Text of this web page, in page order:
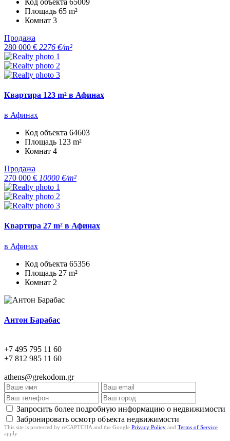
Площадь 65 m²
Комнат 3
Продажа
280 000 € 2276 €/m²
Квартира 123 m² в Афинах
в Афинах
Код объекта 64603
Площадь 123 m²
Комнат 4
Продажа
270 000 € 10000 €/m²
Квартира 27 m² в Афинах
в Афинах
Код объекта 65356
Площадь 27 m²
Комнат 2
Антон Барабас
+7 495 795 11 60
+7 812 985 11 60
athens@grekodom.gr
Запросить более подробную информацию о недвижимости
Забронировать осмотр объекта недвижимости
This site is protected by reCAPTCHA and the Google Privacy Policy and Terms of Service
apply.